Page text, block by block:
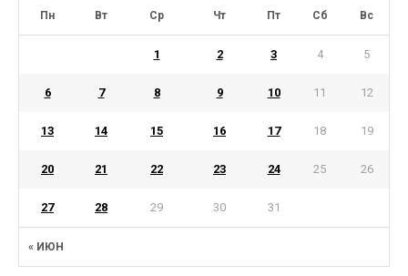
Пн Вт Ср Чт Пт Сб Вс
« ИЮН
1 2 3 4 5
6 7 8 9 10 11 12
13 14 15 16 17 18 19
20 21 22 23 24 25 26
27 28 29 30 31